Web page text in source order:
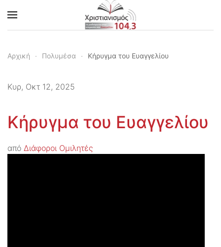
Skip to main content
Αρχική Πολυμέσα Κήρυγμα του Ευαγγελίου
Κυρ, Οκτ 12, 2025
Κήρυγμα του Ευαγγελίου
από Διάφοροι Ομιλητές